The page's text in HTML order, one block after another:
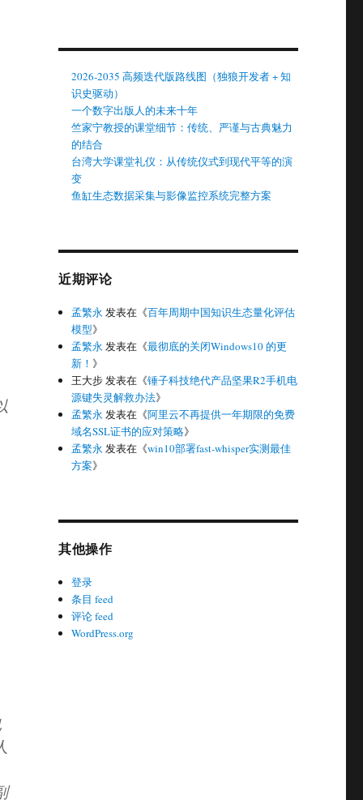
2026-2035 高频迭代版路线图（独狼开发者 + 知
识史驱动）
一个数字出版人的未来十年
竺家宁教授的课堂细节：传统、严谨与古典魅力
的结合
台湾大学课堂礼仪：从传统仪式到现代平等的演
变
鱼缸生态数据采集与影像监控系统完整方案
近期评论
孟繁永 发表在《百年周期中国知识生态量化评估
模型》
孟繁永 发表在《最彻底的关闭Windows10 的更
新！ 》
王大步发表在《锤子科技绝代产品坚果R2手机电
源键失灵解救办法》
孟繁永 发表在《阿里云不再提供一年期限的免费
域名SSL证书的应对策略》
孟繁永 发表在《win10部署fast-whisper实测最佳
方案》
其他操作
登录
条目 feed
评论 feed
WordPress.org